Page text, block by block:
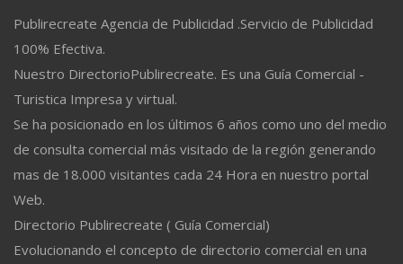
Publirecreate Agencia de Publicidad .Servicio de Publicidad
100% Efectiva.
Nuestro DirectorioPublirecreate. Es una Guía Comercial -
Turistica Impresa y virtual.
Se ha posicionado en los últimos 6 años como uno del medio
de consulta comercial más visitado de la región generando
mas de 18.000 visitantes cada 24 Hora en nuestro portal
Web.
Directorio Publirecreate ( Guía Comercial)
Evolucionando el concepto de directorio comercial en una